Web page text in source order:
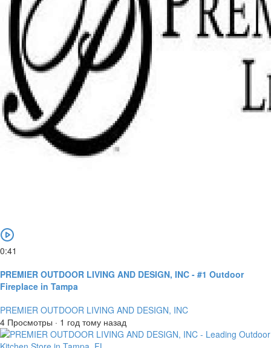
0:41
PREMIER OUTDOOR LIVING AND DESIGN, INC - #1 Outdoor
Fireplace in Tampa
PREMIER OUTDOOR LIVING AND DESIGN, INC
4 Просмотры · 1 год тому назад